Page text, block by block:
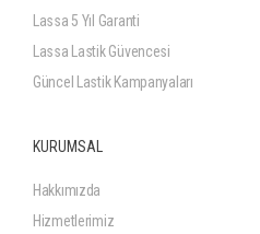
Lassa 5 Yıl Garanti
Lassa Lastik Güvencesi
Güncel Lastik Kampanyaları
KURUMSAL
Hakkımızda
Hizmetlerimiz